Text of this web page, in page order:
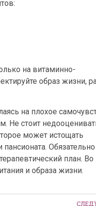
на витаминно-
образ жизни,
на плохое
Не стоит
может истощать
Обязательно
план.
и образа жизни.